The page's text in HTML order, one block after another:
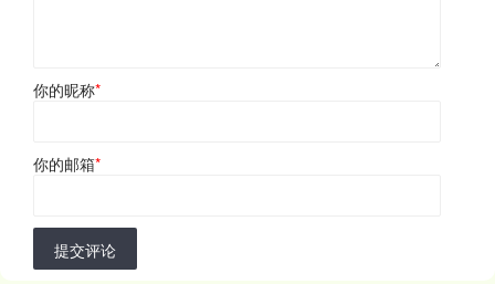
你的昵称*
你的邮箱*
提交评论